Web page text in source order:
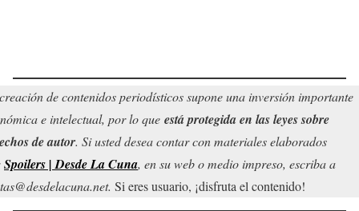
de contenidos periodísticos supone una inversión importante
e intelectual, por lo que está protegida en las leyes sobre
de autor. Si usted desea contar con materiales elaborados
Spoilers | Desde La Cuna, en su web o medio impreso, escriba a
Si eres usuario, ¡disfruta el contenido!